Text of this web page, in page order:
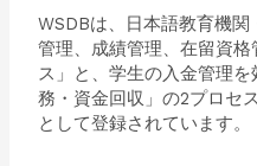
WSDBは、日本語教育機
管理、成績管理、在留資
ス」と、学生の入金管理
務・資金回収」の2プロセ
として登録されています。